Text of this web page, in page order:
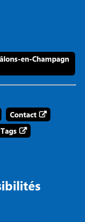
en-Champagn
Contact
Tags